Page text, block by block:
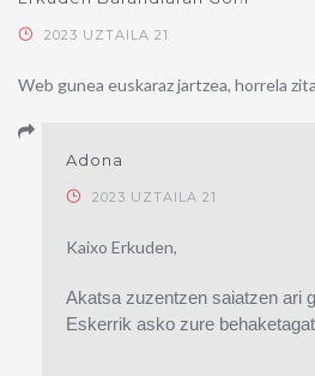
2023 UZTAILA 21
Web gunea euskaraz jartzea, horrela
Adona
2023 UZTAILA 21
Kaixo Erkuden,
Akatsa zuzentzen saiatzen ari
Eskerrik asko zure